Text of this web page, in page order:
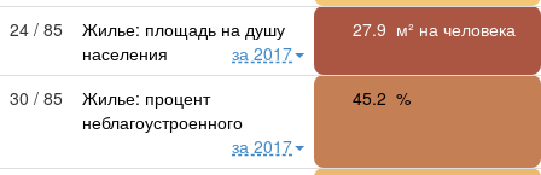
24 / 85
Жилье: площадь на душу
населения
за 2017
27.9 м² на человека
30 / 85
Жилье: процент
неблагоустроенного
за 2017
45.2 %